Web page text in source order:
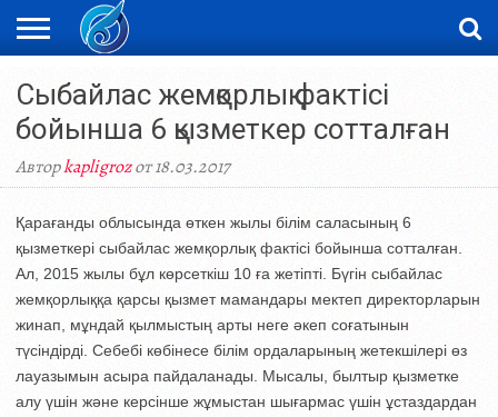
ЖАҢАЛЫҚТАР
НОВОСТИ
ВИДЕО
ФОТОРЕПОРТАЖИ
ОРКЕН
Сыбайлас жемқорлық фактісі
бойынша 6 қызметкер сотталған
Авторkapligrozот 18.03.2017
Қарағанды облысында өткен жылы білім саласының 6
қызметкері сыбайлас жемқорлық фактісі бойынша сотталған.
Ал, 2015 жылы бұл көрсеткіш 10 ға жетіпті. Бүгін сыбайлас
жемқорлыққа қарсы қызмет мамандары мектеп директорларын
жинап, мұндай қылмыстың арты неге әкеп соғатынын
түсіндірді. Себебі көбінесе білім ордаларының жетекшілері өз
лауазымын асыра пайдаланады. Мысалы, былтыр қызметке
алу үшін және керсінше жұмыстан шығармас үшін ұстаздардан